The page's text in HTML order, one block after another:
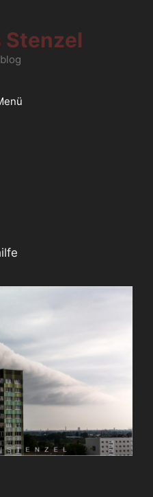
Stenzel